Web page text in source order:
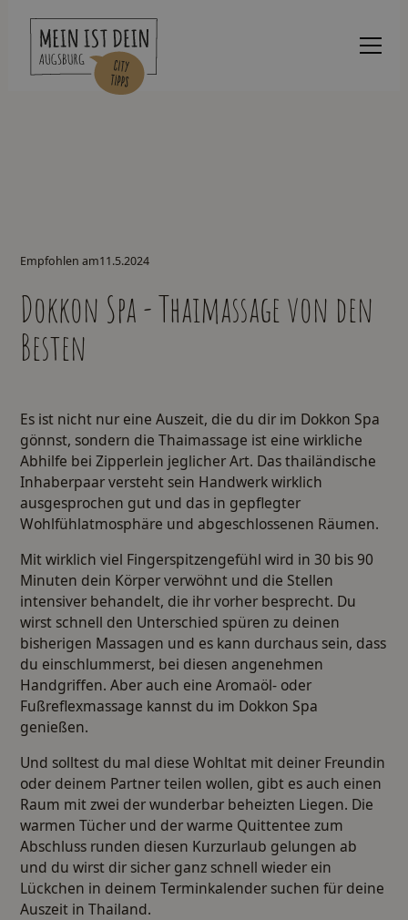
Empfohlen am11.5.2024
Dokkon Spa - Thaimassage von den
Besten
Es ist nicht nur eine Auszeit, die du dir im Dokkon Spa
gönnst, sondern die Thaimassage ist eine wirkliche
Abhilfe bei Zipperlein jeglicher Art. Das thailändische
Inhaberpaar versteht sein Handwerk wirklich
ausgesprochen gut und das in gepflegter
Wohlfühlatmosphäre und abgeschlossenen Räumen.
Mit wirklich viel Fingerspitzengefühl wird in 30 bis 90
Minuten dein Körper verwöhnt und die Stellen
intensiver behandelt, die ihr vorher besprecht. Du
wirst schnell den Unterschied spüren zu deinen
bisherigen Massagen und es kann durchaus sein, dass
du einschlummerst, bei diesen angenehmen
Handgriffen. Aber auch eine Aromaöl- oder
Fußreflexmassage kannst du im Dokkon Spa
genießen.
Und solltest du mal diese Wohltat mit deiner Freundin
oder deinem Partner teilen wollen, gibt es auch einen
Raum mit zwei der wunderbar beheizten Liegen. Die
warmen Tücher und der warme Quittentee zum
Abschluss runden diesen Kurzurlaub gelungen ab
und du wirst dir sicher ganz schnell wieder ein
Lückchen in deinem Terminkalender suchen für deine
Auszeit in Thailand.